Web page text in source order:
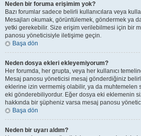
Neden bir foruma erişimim yok?
Bazı forumlar sadece belirli kullanıcılara veya
Mesajları okumak, görüntülemek, göndermek ya
yetki gerekebilir. Size erişim verilebilmesi için bir
panosu yöneticisiyle iletişime geçin.
Başa dön
Neden dosya ekleri ekleyemiyorum?
Her forumda, her grupta, veya her kullanıcı
Mesaj panosu yöneticisi mesaj gönderdiğiniz
eklerine izin vermemiş olabilir, ya da muhtemelen
eki gönderebiliyordur. Eğer dosya eki eklemenin
hakkında bir şüpheniz varsa mesaj panosu
Başa dön
Neden bir uyarı aldım?